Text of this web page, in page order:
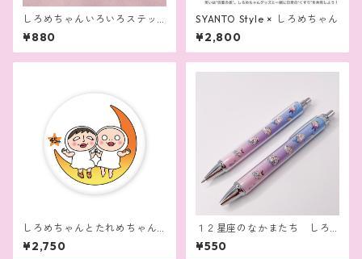
しろめちゃんいろいろステッ
カー（B）セット
¥880
SYANTO Style × しろめちゃん
¥2,800
しろめちゃんとたれめちゃん
クッション
¥2,750
１２星座のなかまたち しろ
めちゃん筆記具（ボールペ
ン，シャープペン）
¥550